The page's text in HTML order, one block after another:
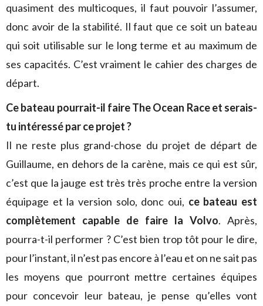
quasiment des multicoques, il faut pouvoir l’assumer,
donc avoir de la stabilité. Il faut que ce soit un bateau
qui soit utilisable sur le long terme et au maximum de
ses capacités. C’est vraiment le cahier des charges de
départ.
Ce bateau pourrait-il faire The Ocean Race et serais-
tu intéressé par ce projet ?
Il ne reste plus grand-chose du projet de départ de
Guillaume, en dehors de la carène, mais ce qui est sûr,
c’est que la jauge est très très proche entre la version
équipage et la version solo, donc oui, ce bateau est
complètement capable de faire la Volvo. Après,
pourra-t-il performer ? C’est bien trop tôt pour le dire,
pour l’instant, il n’est pas encore à l’eau et on ne sait pas
les moyens que pourront mettre certaines équipes
pour concevoir leur bateau, je pense qu’elles vont